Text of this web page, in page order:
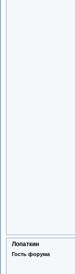
Лопаткин
Гость форума